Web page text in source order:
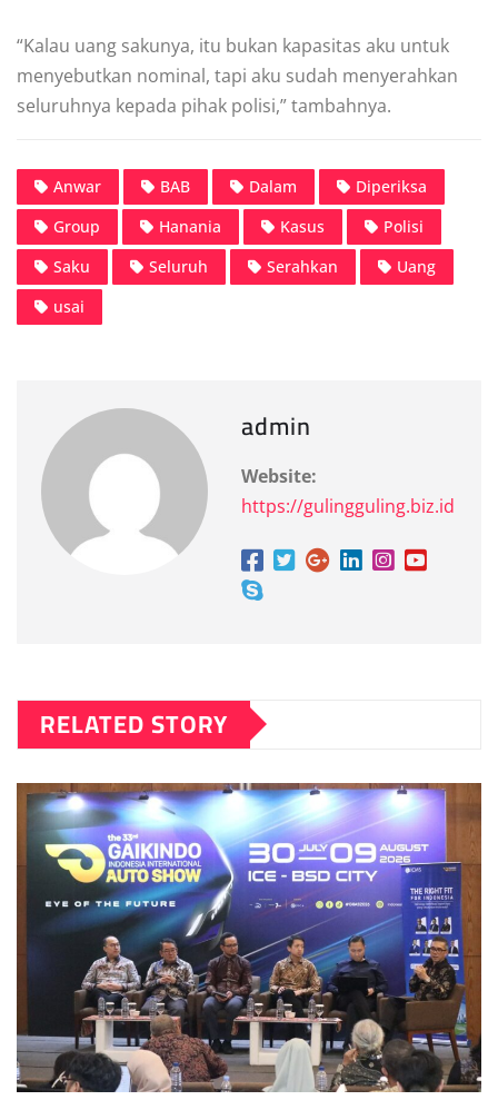
“Kalau uang sakunya, itu bukan kapasitas aku untuk
menyebutkan nominal, tapi aku sudah menyerahkan
seluruhnya kepada pihak polisi,” tambahnya.
Anwar BAB Dalam
Diperiksa
Group
Hanania Kasus
Polisi
Saku
Seluruh Serahkan
Uang
usai
admin
Website:
https://gulingguling.biz.id
RELATED STORY